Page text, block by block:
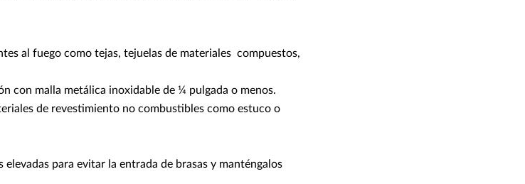
al fuego como tejas, tejuelas de materiales compuestos,
con malla metálica inoxidable de ¼ pulgada o menos.
de revestimiento no combustibles como estuco o
elevadas para evitar la entrada de brasas y manténgalos